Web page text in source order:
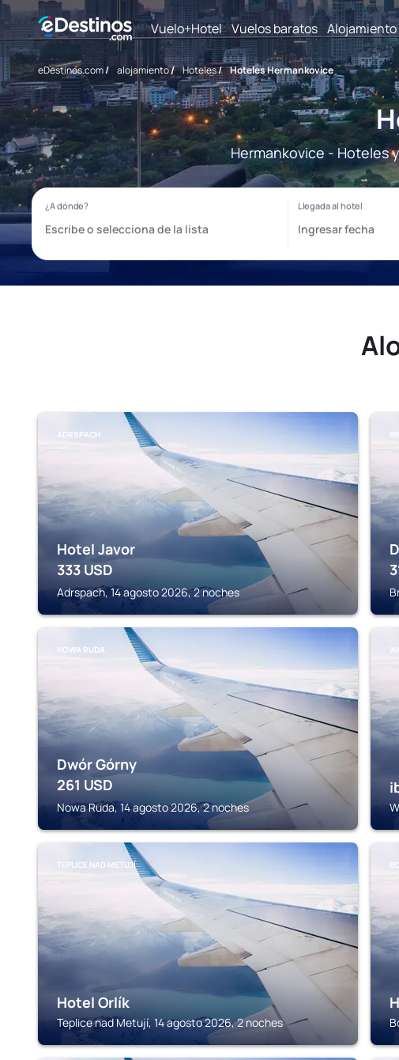
Vuelo+Hotel Vuelos baratos Alojamiento
eDestinos.com/ alojamiento/ Hoteles/ Hoteles Hermankovice
Hermankovice - Hoteles
ADRSPACH
Hotel Javor
333 USD
Adrspach, 14 agosto 2026, 2 noches
NOWA RUDA
Dwór Górny
261 USD
Nowa Ruda, 14 agosto 2026, 2 noches
TEPLICE NAD METUJÍ
Hotel Orlík
Teplice nad Metují, 14 agosto 2026, 2 noches